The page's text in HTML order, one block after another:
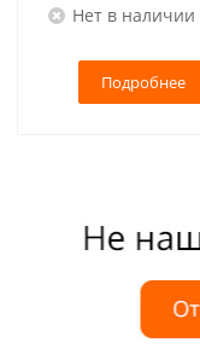
Нет в наличии
Подробнее